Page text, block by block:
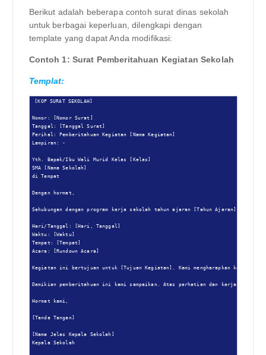
Berikut adalah beberapa contoh surat dinas sekolah
untuk berbagai keperluan, dilengkapi dengan
template yang dapat Anda modifikasi:
Contoh 1: Surat Pemberitahuan Kegiatan Sekolah
Templat:
[KOP SURAT SEKOLAH]
Nomor: [Nomor Surat]
Tanggal: [Tanggal Surat]
Perihal: Pemberitahuan Kegiatan [Nama Kegiatan]
Lampiran: -
Yth. Bapak/Ibu Wali Murid Kelas [Kelas]
SMA [Nama Sekolah]
di Tempat
Dengan hormat,
Sehubungan dengan program kerja sekolah tahun ajaran [Tahun Ajaran], kami
Hari/Tanggal: [Hari, Tanggal]
Waktu: [Waktu]
Tempat: [Tempat]
Acara: [Rundown Acara]
Kegiatan ini bertujuan untuk [Tujuan Kegiatan]. Kami mengharapkan
Demikian pemberitahuan ini kami sampaikan. Atas perhatian dan kerjasamanya,
Hormat kami,
[Tanda Tangan]
[Nama Jelas Kepala Sekolah]
Kepala Sekolah